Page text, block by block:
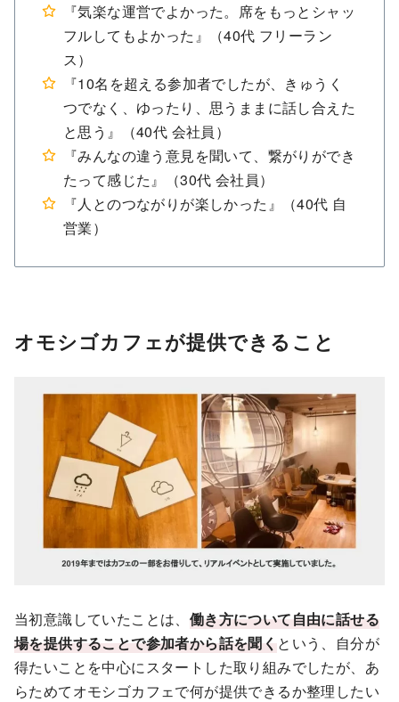
『気楽な運営でよかった。席をもっとシャッ
フルしてもよかった』（40代 フリーラン
ス）
『10名を超える参加者でしたが、きゅうく
つでなく、ゆったり、思うままに話し合えた
と思う』（40代 会社員）
『みんなの違う意見を聞いて、繋がりができ
たって感じた』（30代 会社員）
『人とのつながりが楽しかった』（40代 自
営業）
オモシゴカフェが提供できること
当初意識していたことは、 働き方について自由に話せる
場を提供することで参加者から話を聞く という、自分が
得たいことを中心にスタートした取り組みでしたが、あ
らためてオモシゴカフェで何が提供できるか整理したい